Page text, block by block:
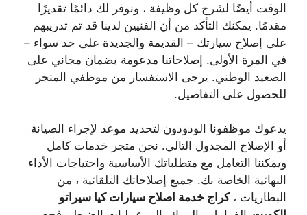
الوقت أيضًا لشرح كل وظيفة ، ونوفر لك دائمًا تقديرًا
مقدمًا. يمكنك التأكد من أن الفنيين لدينا قد تم تدريبهم
على إصلاح سيارتك – القديمة والجديدة على حد سواء –
في المرة الأولى. إصلاحاتنا مدعومة بضمان مجاني على
الصعيد الوطني. يرجى الاستفسار من موظفي المتجر
للحصول على التفاصيل.
يدعوك موظفونا الودودون لتحديد موعد لإجراء الصيانة
أو الإصلاح المجدول التالي. نحن متجر خدمات كامل
ويمكننا التعامل مع متطلباتك الأساسية واحتياجات الأداء
النهائية الخاصة بك. جميع إصلاحاتك التلقائية ، من
البطاريات ،كراج خدمة اصلاح سيارات كيا سيراتو